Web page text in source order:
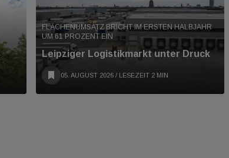
FLÄCHENUMSATZ BRICHT IM ERSTEN HALBJAHR
UM 61 PROZENT EIN
Leipziger Logistikmarkt unter Druck
05. AUGUST 2026 / LESEZEIT 2 MIN